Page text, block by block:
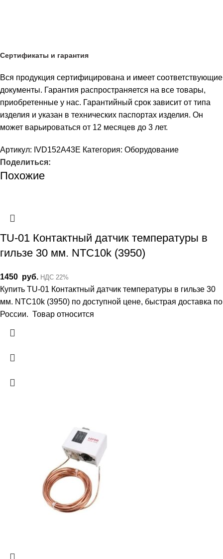
Сертификаты и гарантия
Вся продукция сертифицирована и имеет соответствующие
документы. Гарантия распространяется на все товары,
приобретенные у нас. Гарантийный срок зависит от типа
изделия и указан в технических паспортах изделия. Он
может варьироваться от 12 месяцев до 3 лет.
Артикул: IVD152A43E Категория: Оборудование
Поделиться:
Похожие
TU-01 Контактный датчик температуры в
гильзе 30 мм. NTC10k (3950)
1450 руб. НДС 22%
Купить TU-01 Контактный датчик температуры в гильзе 30
мм. NTC10k (3950) по доступной цене, быстрая доставка по
России. Товар относится